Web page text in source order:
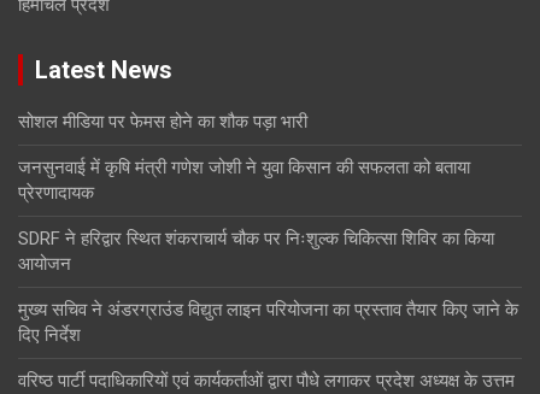
हिमाचल प्रदेश
Latest News
सोशल मीडिया पर फेमस होने का शौक पड़ा भारी
जनसुनवाई में कृषि मंत्री गणेश जोशी ने युवा किसान की सफलता को बताया
प्रेरणादायक
SDRF ने हरिद्वार स्थित शंकराचार्य चौक पर निःशुल्क चिकित्सा शिविर का किया
आयोजन
मुख्य सचिव ने अंडरग्राउंड विद्युत लाइन परियोजना का प्रस्ताव तैयार किए जाने के
दिए निर्देश
वरिष्ठ पार्टी पदाधिकारियों एवं कार्यकर्ताओं द्वारा पौधे लगाकर प्रदेश अध्यक्ष के उत्तम